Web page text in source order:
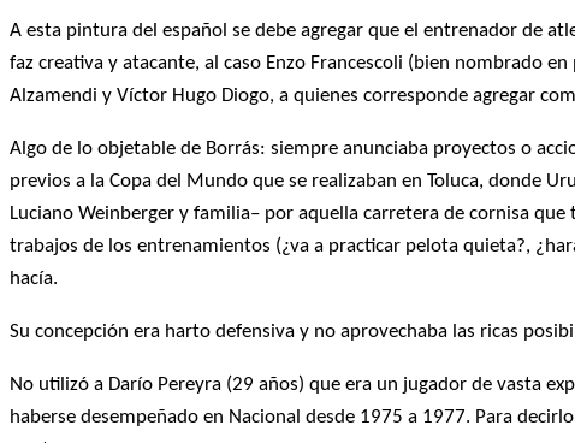
A esta pintura del español se debe agregar que el entrenador de
faz creativa y atacante, al caso Enzo Francescoli (bien nombrado
Alzamendi y Víctor Hugo Diogo, a quienes corresponde agregar
Algo de lo objetable de Borrás: siempre anunciaba proyectos o
previos a la Copa del Mundo que se realizaban en Toluca, donde
Luciano Weinberger y familia– por aquella carretera de cornisa
trabajos de los entrenamientos (¿va a practicar pelota quieta?,
hacía.
Su concepción era harto defensiva y no aprovechaba las ricas
No utilizó a Darío Pereyra (29 años) que era un jugador de vasta
haberse desempeñado en Nacional desde 1975 a 1977. Para